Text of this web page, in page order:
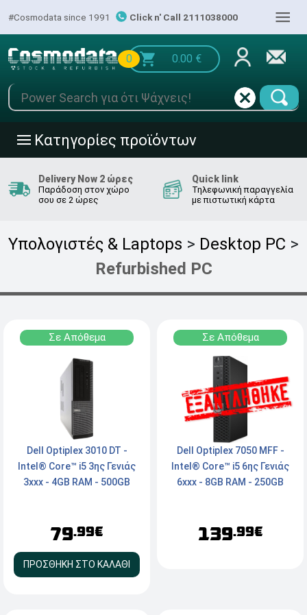
#Cosmodata since 1991 Click n' Call 2111038000 |||
0 0.00 €
||| Κατηγορίες προϊόντων
Delivery Now 2 ώρες
Παράδοση στον χώρο
σου σε 2 ώρες
Quick link
Τηλεφωνική παραγγελία
με πιστωτική κάρτα
Υπολογιστές & Laptops > Desktop PC >
Refurbished PC
Σε Απόθεμα
Dell Optiplex 3010 DT -
Intel® Core™ i5 3ης Γενιάς
3xxx - 4GB RAM - 500GB
79.99€
ΠΡΟΣΘΗΚΗ ΣΤΟ ΚΑΛΑΘΙ
Σε Απόθεμα
Dell Optiplex 7050 MFF -
Intel® Core™ i5 6ης Γενιάς
6xxx - 8GB RAM - 250GB
139.99€